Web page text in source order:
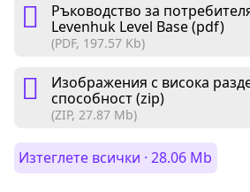
Ръководство за
Levenhuk Level Base (pdf)
(PDF, 197.57 Kb)
Изображения с висока
способност (zip)
(ZIP, 27.87 Mb)
Изтеглете всички · 28.06 Mb